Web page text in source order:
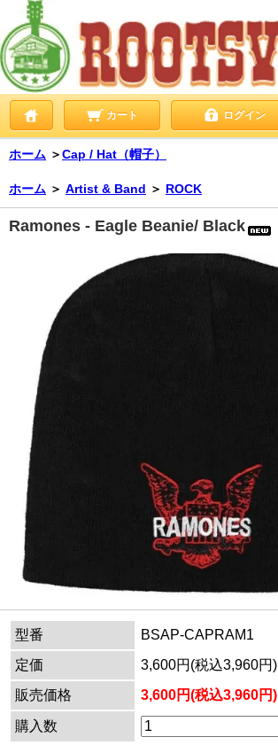
カート ログイン
ホーム ＞Cap / Hat（帽子）
ホーム ＞ Artist & Band ＞ ROCK
Ramones - Eagle Beanie/ Black
型番
BSAP-CAPRAM1
定価
3,600円(税込3,960円)
販売価格
3,600円(税込3,960円)
購入数